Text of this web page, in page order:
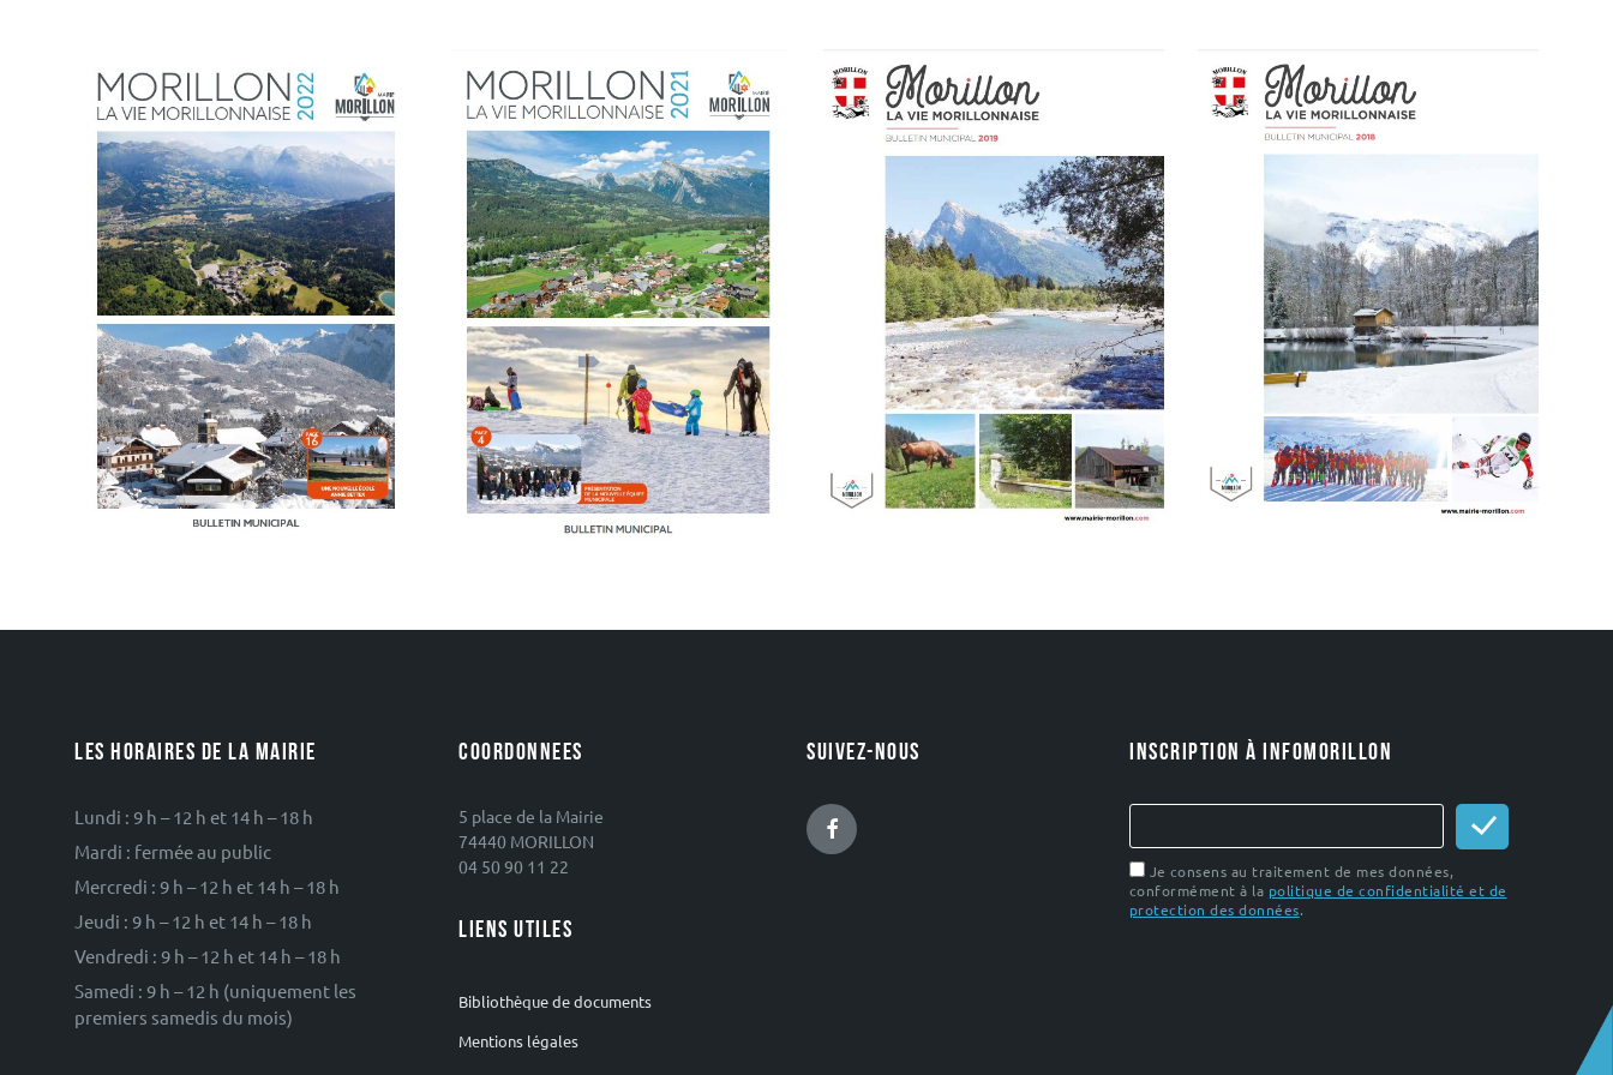
LES HORAIRES DE LA MAIRIE
Lundi : 9 h – 12 h et 14 h – 18 h
Mardi : fermée au public
Mercredi : 9 h – 12 h et 14 h – 18 h
Jeudi : 9 h – 12 h et 14 h – 18 h
Vendredi : 9 h – 12 h et 14 h – 18 h
Samedi : 9 h – 12 h (uniquement les
premiers samedis du mois)
COORDONNEES
5 place de la Mairie
74440 MORILLON
04 50 90 11 22
LIENS UTILES
Bibliothèque de documents
Mentions légales
SUIVEZ-NOUS
Facebook
INSCRIPTION À INFOMORILLON
Je consens au traitement de mes données,
conformément à la politique de confidentialité et de
protection des données.